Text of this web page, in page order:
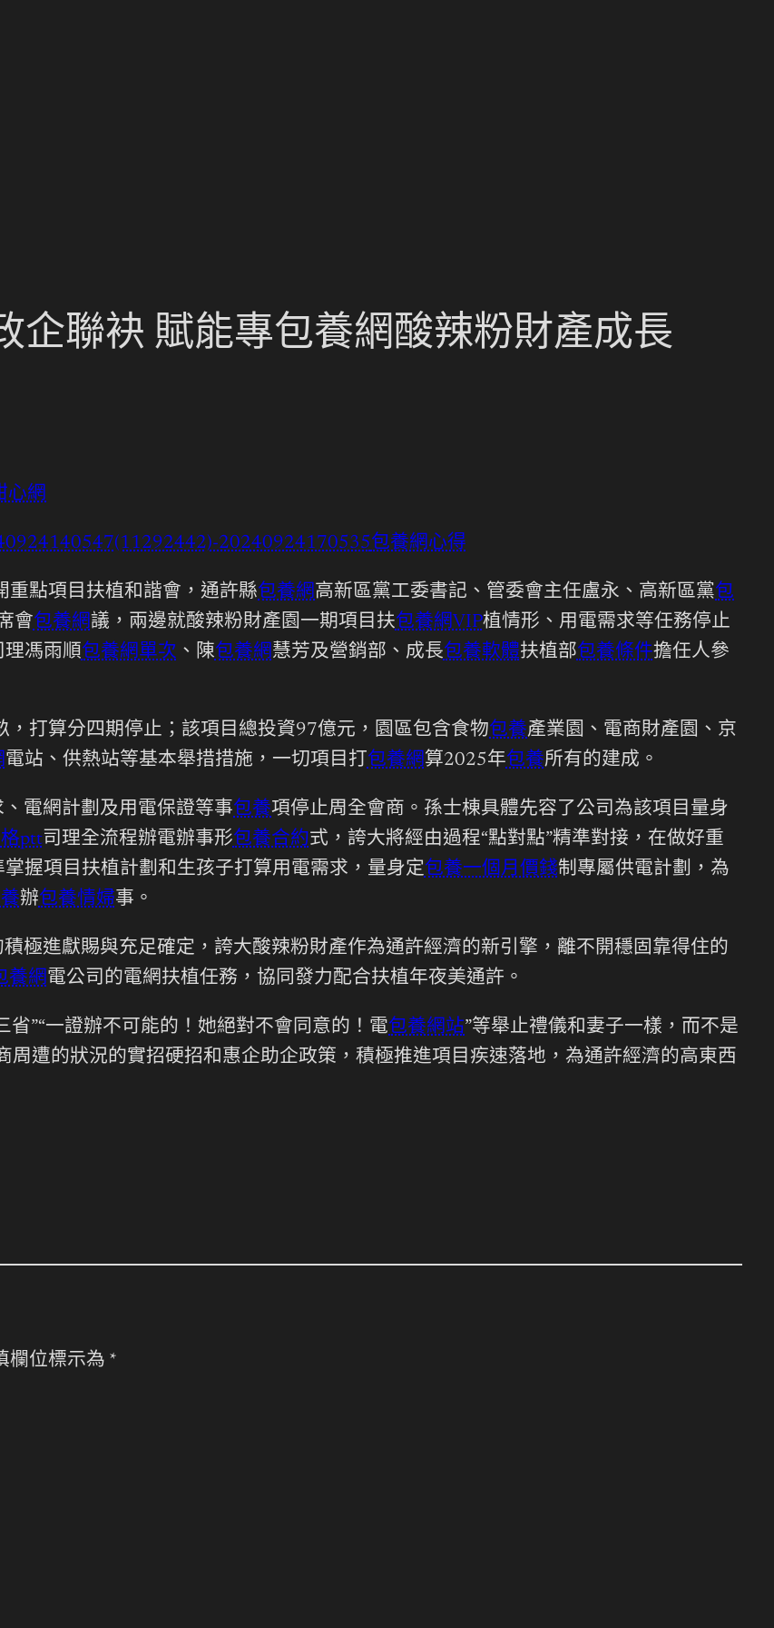
企聯袂 賦能專包養網酸辣粉財產成長
心網
包養網心得
重點項目扶植和諧會，通許縣包養網高新區黨工委書記、管委會主任盧永、高新區黨包
會包養網議，兩邊就酸辣粉財產園一期項目扶包養網VIP植情形、用電需求等任務停止
理馮雨順包養網單次 、陳包養網慧芳及營銷部、成長包養軟體扶植部包養條件擔任人參
打算分四期停止；該項目總投資97億元，園區包含食物包養產業園、電商財產園、京
電站、供熱站等基本舉措措施，一切項目打 包養網算2025年包養所有的建成。
電網計劃及用電保證等事包養項停止周全會商。孫士棟具體先容了公司為該項目量身
ptt司理全流程辦電辦事形包養合約式，誇大將經由過程“點對點”精準對接，在做好重
握項目扶植計劃和生孩子打算用電需求，量身定包養一個月價錢制專屬供電計劃，為
辦包養情婦事。
極進獻賜與充足確定，誇大酸辣粉財產作為通許經濟的新引擎，離不開穩固靠得住的
養網電公司的電網扶植任務，協同發力配合扶植年夜美通許。
省”“一證辦不可能的！她絕對不會同意的！電包養網站”等舉止禮儀和妻子一樣，而不是
周遭的狀況的實招硬招和惠企助企政策，積極推進項目疾速落地，為通許經濟的高東西
欄位標示為 *